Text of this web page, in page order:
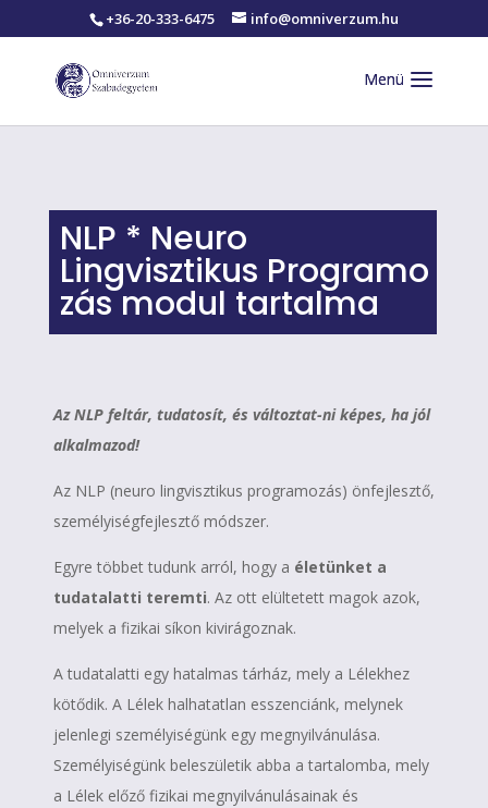
+36-20-333-6475 info@omniverzum.hu
NLP * Neuro
Lingvisztikus Programo
zás modul tartalma
Az NLP feltár, tudatosít, és változtat-ni képes, ha jól
alkalmazod!
Az NLP (neuro lingvisztikus programozás) önfejlesztő,
személyiségfejlesztő módszer.
Egyre többet tudunk arról, hogy a életünket a
tudatalatti teremti. Az ott elültetett magok azok,
melyek a fizikai síkon kivirágoznak.
A tudatalatti egy hatalmas tárház, mely a Lélekhez
kötődik. A Lélek halhatatlan esszenciánk, melynek
jelenlegi személyiségünk egy megnyilvánulása.
Személyiségünk beleszületik abba a tartalomba, mely
a Lélek előző fizikai megnyilvánulásainak és